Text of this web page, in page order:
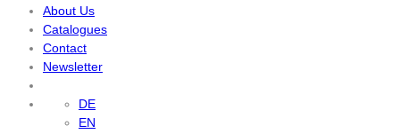
About Us
Catalogues
Contact
Newsletter
DE
EN